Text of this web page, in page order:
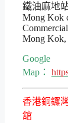
鐵油麻地
Mong Kok
Mong
Google
Map：
香港銅鑼
舘